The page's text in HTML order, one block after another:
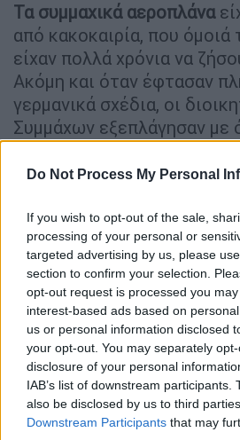
Do Not Process My Personal
If you wish to opt-out of the sale,
processing of your personal or
targeted advertising by us, please
section to confirm your selection.
opt-out request is processed you
interest-based ads based on
us or personal information disclosed
your opt-out. You may separately
disclosure of your personal
IAB’s list of downstream participants.
also be disclosed by us to third
Downstream Participants that may
Τα συμμαχικά αεροπλάνα
από κακοκαιρία, που όμοιά
είχαν πολλά χρόνια να
Ακόμη και όταν έφτασαν
γερμανικά σχέδια, οι
Συμμάχων εξεπλάγησαν με
αποθέματα δυνάμεων για
Έτσι, όταν η Βέρμαχτ
ανέκτησε γρήγορα χαμένο
Σύμμαχοι αιφνιδιάστηκαν.
Οι Γερμανοί προέλαυναν
υπολογίζοντας να
βάσεις ανεφοδιασμού,
δίκτυα όπως το σημαντικό
Μπαστόν στο Βέλγιο·
σημασίας σταυροδρόμι
δύναμη αμερικανικών